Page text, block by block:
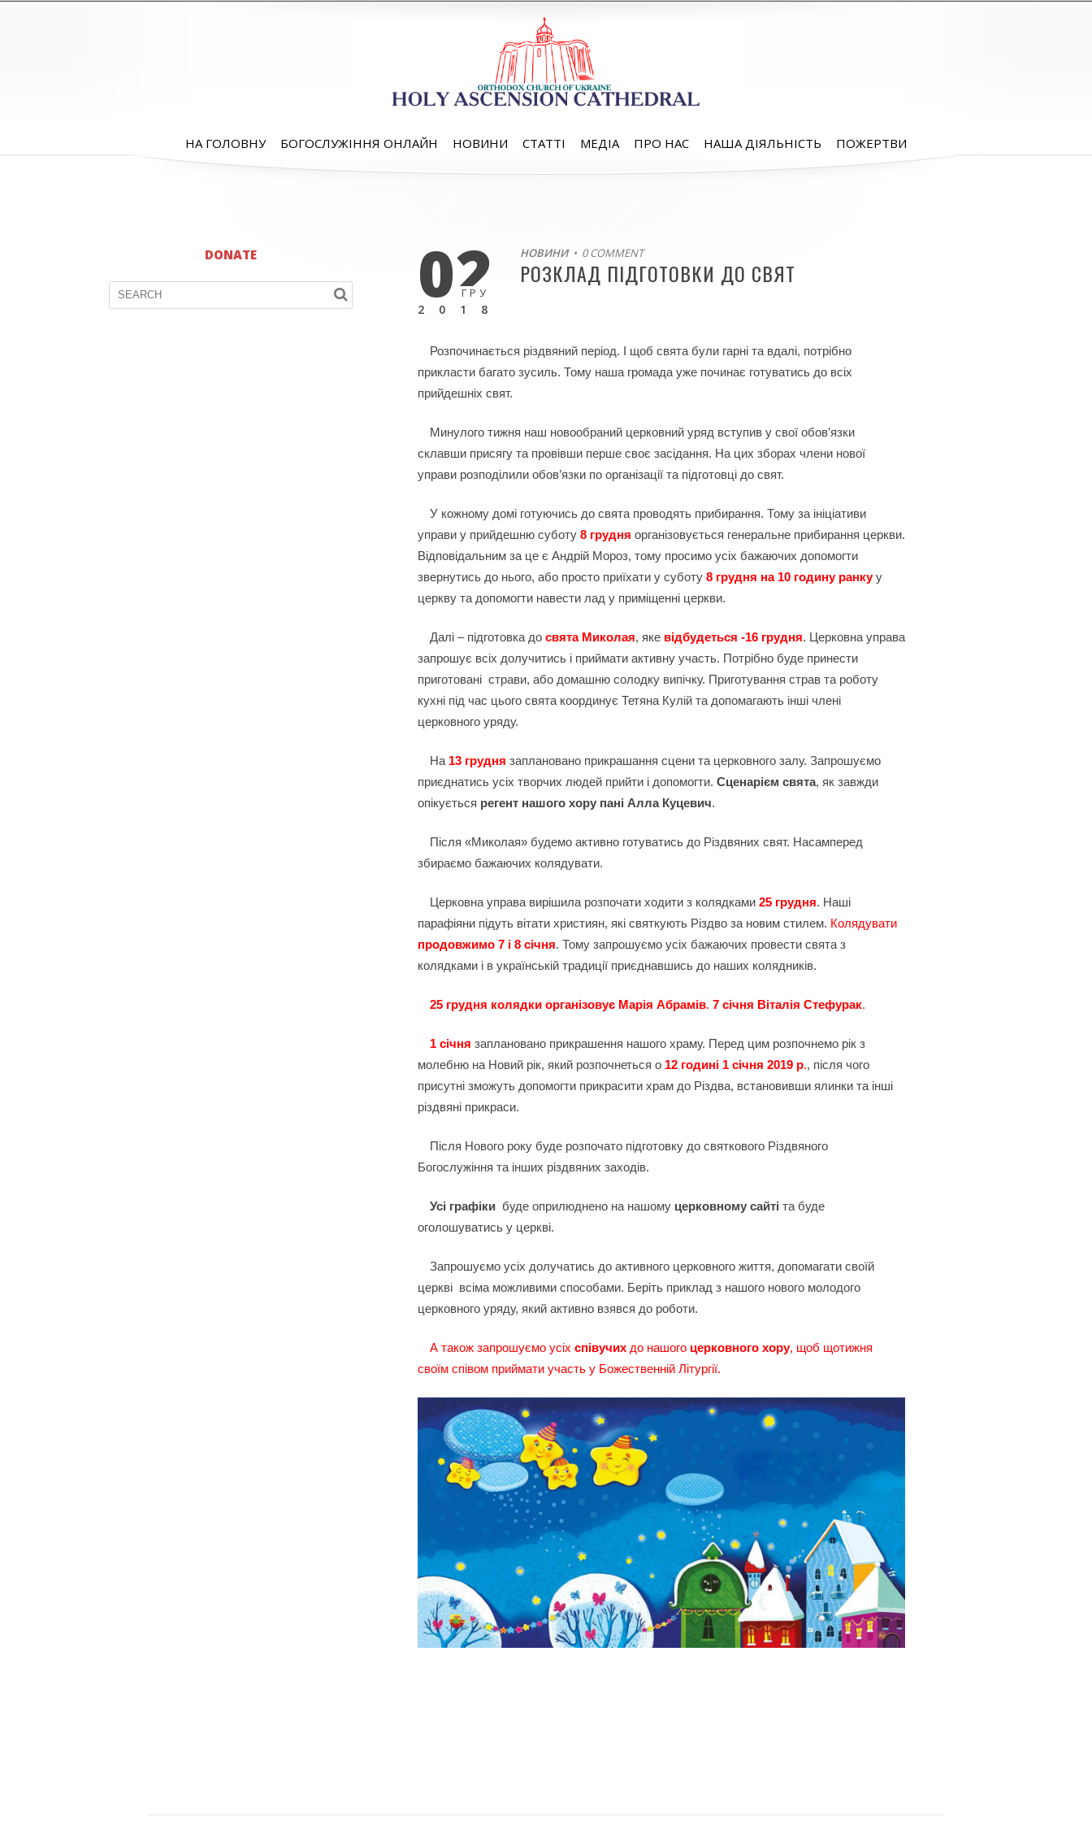
НА ГОЛОВНУ БОГОСЛУЖІННЯ ОНЛАЙН НОВИНИ СТАТТІ МЕДІА ПРО НАС НАША ДІЯЛЬНІСТЬ ПОЖЕРТВИ
DONATE 02
ГРУ
2018
НОВИНИ• 0 COMMENT
РОЗКЛАД ПІДГОТОВКИ ДО СВЯТ
Розпочинається різдвяний період. І щоб свята були гарні та вдалі, потрібно
прикласти багато зусиль. Тому наша громада уже починає готуватись до всіх
прийдешніх свят.
Минулого тижня наш новообраний церковний уряд вступив у свої обов’язки
склавши присягу та провівши перше своє засідання. На цих зборах члени нової
управи розподілили обов’язки по організації та підготовці до свят.
У кожному домі готуючись до свята проводять прибирання. Тому за ініціативи
управи у прийдешню суботу 8 грудня організовується генеральне прибирання церкви.
Відповідальним за це є Андрій Мороз, тому просимо усіх бажаючих допомогти
звернутись до нього, або просто приїхати у суботу8 грудня на 10 годину ранкуу
церкву та допомогти навести лад у приміщенні церкви.
Далі – підготовка досвята Миколая, яке відбудеться -16 грудня. Церковна управа
запрошує всіх долучитись і приймати активну участь. Потрібно буде принести
приготовані страви, або домашню солодку випічку. Приготування страв та роботу
кухні під час цього свята координує Тетяна Кулій та допомагають інші члені
церковного уряду.
На 13 грудня заплановано прикрашання сцени та церковного залу. Запрошуємо
приєднатись усіх творчих людей прийти і допомогти.Сценарієм свята, як завжди
опікується регент нашого хору пані Алла Куцевич.
Після «Миколая» будемо активно готуватись до Різдвяних свят. Насамперед
збираємо бажаючих колядувати.
Церковна управа вирішила розпочати ходити з колядками25 грудня. Наші
парафіяни підуть вітати християн, які святкують Різдво за новим стилем. Колядувати
продовжимо 7 і 8 січня. Тому запрошуємо усіх бажаючих провести свята з
колядками і в українській традиції приєднавшись до наших колядників.
25 грудня колядки організовує Марія Абрамів.7 січня Віталія Стефурак.
1 січня заплановано прикрашення нашого храму. Перед цим розпочнемо рік з
молебню на Новий рік, який розпочнеться о 12 годині 1 січня 2019 р., після чого
присутні зможуть допомогти прикрасити храм до Різдва, встановивши ялинки та інші
різдвяні прикраси.
Після Нового року буде розпочато підготовку до святкового Різдвяного
Богослужіння та інших різдвяних заходів.
Усі графіки буде оприлюднено на нашому церковному сайті та буде
оголошуватись у церкві.
Запрошуємо усіх долучатись до активного церковного життя, допомагати своїй
церкві всіма можливими способами. Беріть приклад з нашого нового молодого
церковного уряду, який активно взявся до роботи.
А також запрошуємо усіхспівучих до нашого церковного хору, щоб щотижня
своїм співом приймати участь у Божественній Літургії.